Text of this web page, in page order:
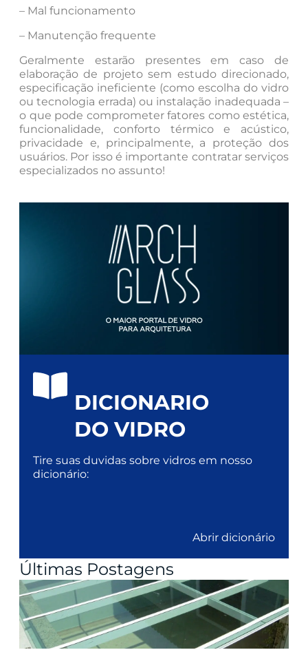
– Mal funcionamento
– Manutenção frequente
Geralmente estarão presentes em caso de
elaboração de projeto sem estudo direcionado,
especificação ineficiente (como escolha do vidro
ou tecnologia errada) ou instalação inadequada –
o que pode comprometer fatores como estética,
funcionalidade, conforto térmico e acústico,
privacidade e, principalmente, a proteção dos
usuários. Por isso é importante contratar serviços
especializados no assunto!
DICIONARIO
DO VIDRO
Tire suas duvidas sobre vidros em nosso
dicionário:
Abrir dicionário
Últimas Postagens